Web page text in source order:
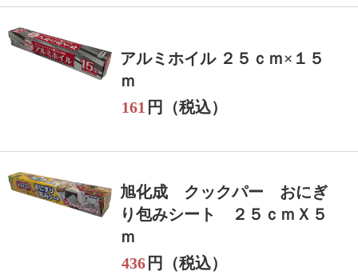
アルミホイル ２５ｃｍ×１５
ｍ
161 円（税込）
旭化成 クックパー おにぎ
り包みシート ２５ｃｍＸ５
ｍ
436 円（税込）